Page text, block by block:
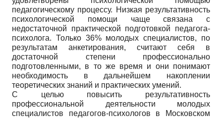
педагогическому процессу. Низкая результативность
психологической помощи чаще связана с
недостаточной практической подготовкой педагога-
психолога. Только 36% молодых специалистов, по
результатам анкетирования, считают себя в
достаточной степени профессионально
подготовленными, в то же время и они понимают
необходимость в дальнейшем накоплении
теоретических знаний и практических умений.
С целью повысить результативность
профессиональной деятельности молодых
специалистов педагогов-психологов в Московском